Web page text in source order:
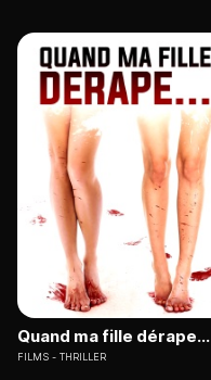
Quand ma fille dérape...
FILMS THRILLER